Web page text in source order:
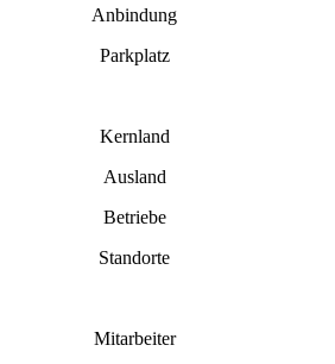
Anbindung
Parkplatz
Kernland
Ausland
Betriebe
Standorte
Mitarbeiter